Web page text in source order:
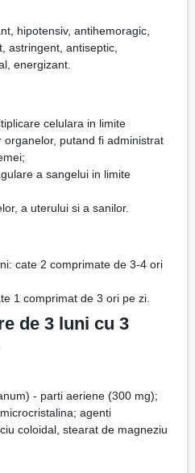
hipotensiv, antihemoragic,
astringent, antiseptic,
energizant.
celulara in limite
putand fi administrat
a sangelui in limite
a uterului si a sanilor.
cate 2 comprimate de 3-4 ori
1 comprimat de 3 ori pe zi.
de 3 luni cu 3
- parti aeriene (300 mg);
agenti
coloidal, stearat de magneziu